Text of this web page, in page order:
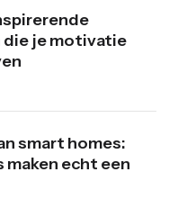
je motivatie
smart homes:
echt een